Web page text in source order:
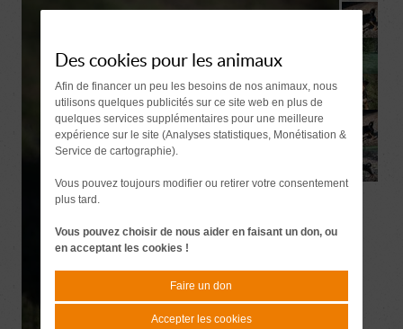
Des cookies pour les animaux
Afin de financer un peu les besoins de nos animaux, nous
utilisons quelques publicités sur ce site web en plus de
quelques services supplémentaires pour une meilleure
expérience sur le site (Analyses statistiques, Monétisation &
Service de cartographie).
Vous pouvez toujours modifier ou retirer votre consentement
plus tard.
Vous pouvez choisir de nous aider en faisant un don, ou
en acceptant les cookies !
Faire un don
Accepter les cookies